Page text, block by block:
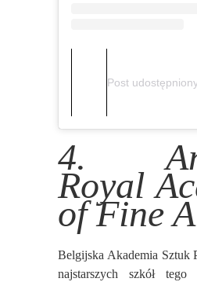
Post
4.
Royal
of Fine
Belgijska Akademia Sztuk
najstarszych szkół